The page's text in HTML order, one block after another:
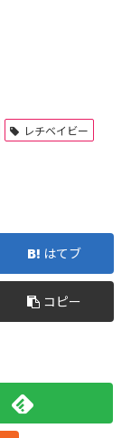
レチベイビー
はてブ
コピー